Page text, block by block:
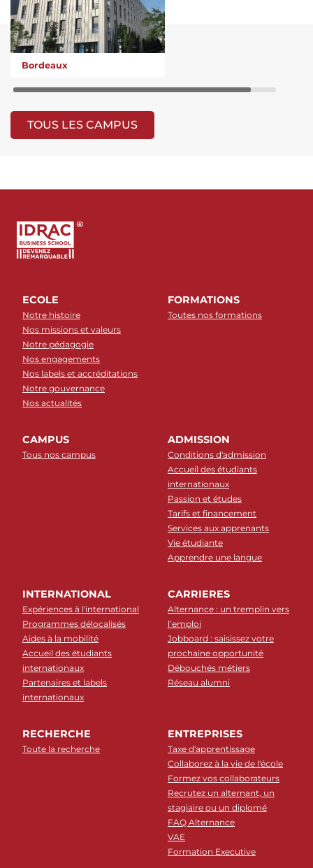
Bordeaux
TOUS LES CAMPUS
ECOLE
Notre histoire
Nos missions et valeurs
Notre pédagogie
Nos engagements
Nos labels et accréditations
Notre gouvernance
Nos actualités
FORMATIONS
Toutes nos formations
CAMPUS
Tous nos campus
ADMISSION
Conditions d'admission
Accueil des étudiants
internationaux
Passion et études
Tarifs et financement
Services aux apprenants
Vie étudiante
Apprendre une langue
INTERNATIONAL
Expériences à l'international
Programmes délocalisés
Aides à la mobilité
Accueil des étudiants
internationaux
Partenaires et labels
internationaux
CARRIERES
Alternance : un tremplin vers
l’emploi
Jobboard : saisissez votre
prochaine opportunité
Débouchés métiers
Réseau alumni
RECHERCHE
Toute la recherche
ENTREPRISES
Taxe d'apprentissage
Collaborez à la vie de l'école
Formez vos collaborateurs
Recrutez un alternant, un
stagiaire ou un diplomé
FAQ Alternance
VAE
Formation Executive